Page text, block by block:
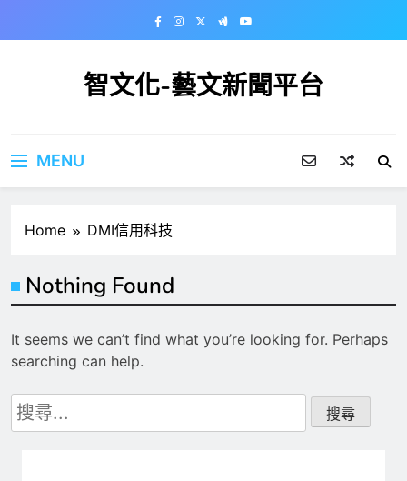
智文化-藝文新聞平台
MENU
Home DMI信用科技
Nothing Found
It seems we can’t find what you’re looking for. Perhaps
searching can help.
搜
尋